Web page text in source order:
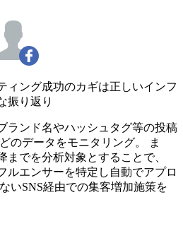
ィング成功のカギは正しいインフ
振り返り
ランド名やハッシュタグ等の投稿
のデータをモニタリング。 ま
までを分析対象とすることで、
ルエンサーを特定し自動でアプロ
いSNS経由での集客増加施策を